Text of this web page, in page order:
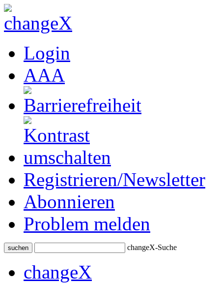
Login
AAA
Registrieren/Newsletter
Abonnieren
Problem melden
suchen changeX-Suche
changeX